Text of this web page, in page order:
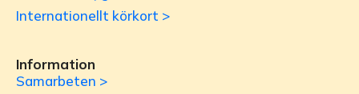
Internationellt körkort >
Information
Samarbeten >